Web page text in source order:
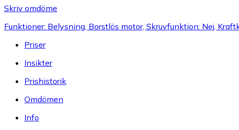
Skriv omdöme
Funktioner: Belysning, Borstlös motor, Skruvfunktion: Nej,
Priser
Insikter
Prishistorik
Omdömen
Info